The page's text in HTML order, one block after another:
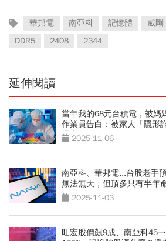
華邦電 南亞科 記憶體 威剛
DDR5
2408 2344
延伸閱讀
當年我的68元台積電，被媽
作業員告白：被家人「隱形
機會2025-11-06
南亞科、華邦電...台股老手
無法無天，但頂多只有半年
2025-11-03
旺宏股價飆9成、南亞科